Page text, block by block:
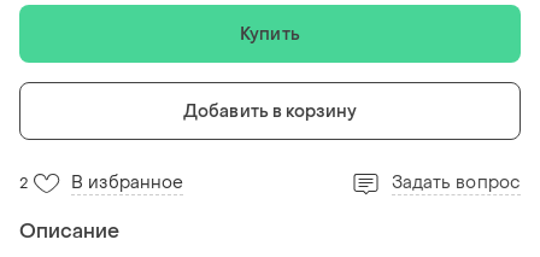
Купить
Добавить в корзину
2 В избранное Задать вопрос
Описание